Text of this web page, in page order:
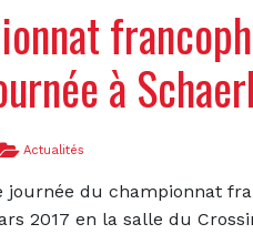
à
Actualités
journée du championnat
2017 en la salle du